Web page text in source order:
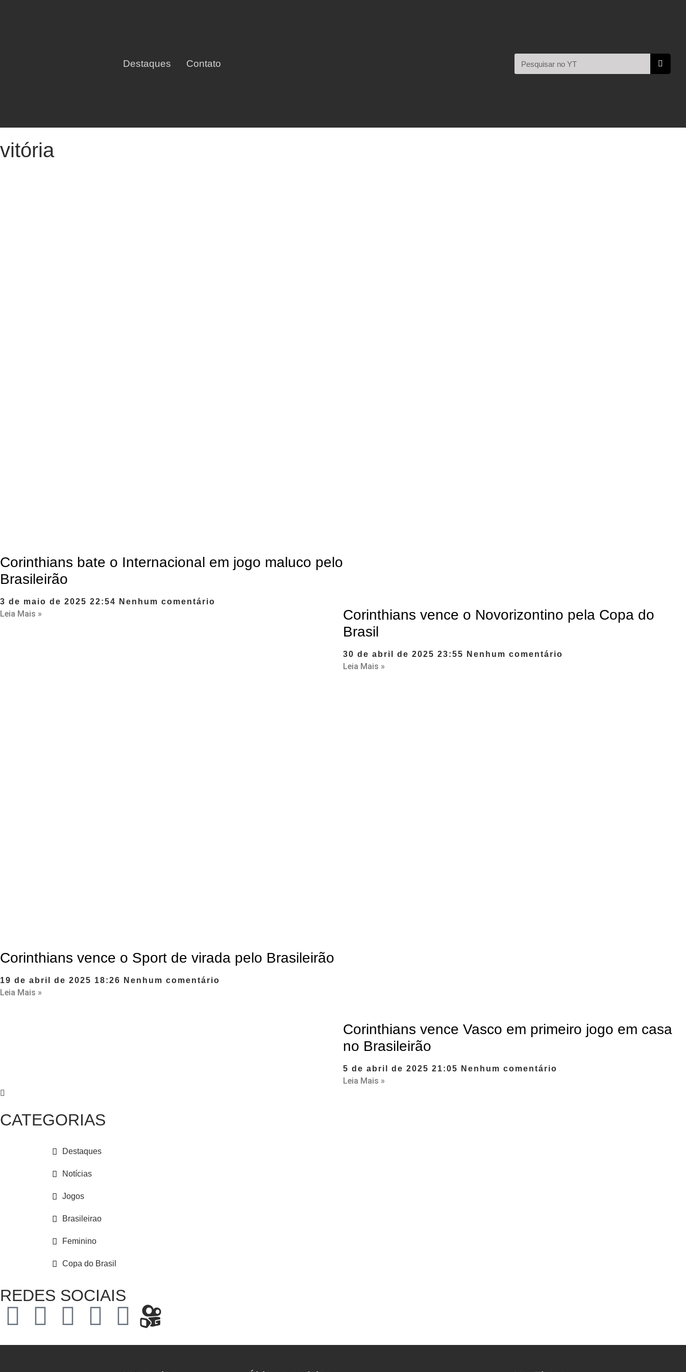
Destaques Contato
vitória
Corinthians bate o Internacional em jogo maluco pelo
Brasileirão
3 de maio de 2025 22:54 Nenhum comentário
Leia Mais »
Corinthians vence o Novorizontino pela Copa do
Brasil
30 de abril de 2025 23:55 Nenhum comentário
Leia Mais »
Corinthians vence o Sport de virada pelo Brasileirão
19 de abril de 2025 18:26 Nenhum comentário
Leia Mais »
Corinthians vence Vasco em primeiro jogo em casa
no Brasileirão
5 de abril de 2025 21:05 Nenhum comentário
Leia Mais »
CATEGORIAS
Destaques
Notícias
Jogos
Brasileirao
Feminino
Copa do Brasil
REDES SOCIAIS